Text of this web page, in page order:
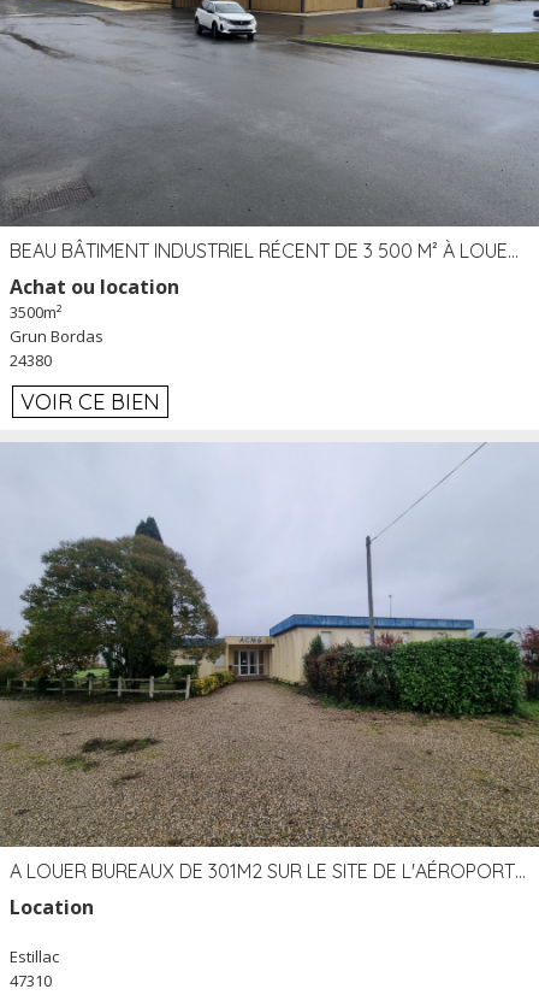
BEAU BÂTIMENT INDUSTRIEL RÉCENT DE 3 500 M² À LOUER OU VENDRE PROCHE PÉRIGUEUX (24)
Achat ou location
3500m²
Grun Bordas
24380
VOIR CE BIEN
A LOUER BUREAUX DE 301M2 SUR LE SITE DE L'AÉROPORT AGEN LA GARENNE
Location
Estillac
47310